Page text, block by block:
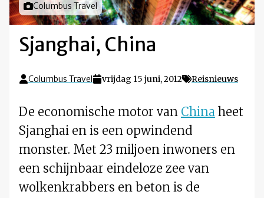
Foto door
Columbus Travel
Sjanghai, China
Columbus Travel vrijdag 15 juni, 2012 Reisnieuws
De economische motor van China heet
Sjanghai en is een opwindend
monster. Met 23 miljoen inwoners en
een schijnbaar eindeloze zee van
wolkenkrabbers en beton is de